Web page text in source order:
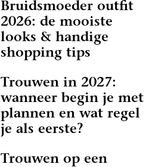
Bruidsmoeder outfit
2026: de mooiste
looks & handige
shopping tips
Trouwen in 2027:
wanneer begin je met
plannen en wat regel
je als eerste?
Trouwen op een